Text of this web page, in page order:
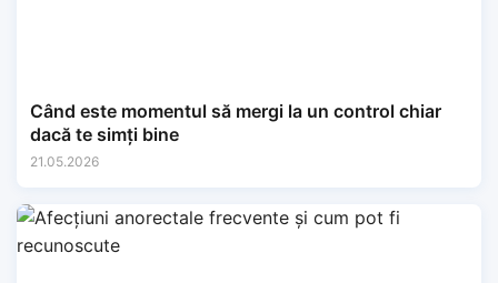
Când este momentul să mergi la un control chiar
dacă te simți bine
21.05.2026